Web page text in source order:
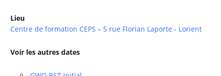
Lieu
Centre de formation CEPS – 5 rue Florian Laporte - Lorient
Voir les autres dates